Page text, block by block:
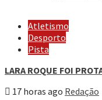
Atletismo
Desporto
Pista
LARA ROQUE FOI
17 horas ago Redação